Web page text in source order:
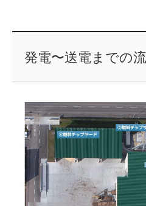
発電〜送電までの